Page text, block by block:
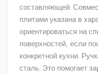
составляющей.
плитами указана в
ориентироваться на
поверхностей, если
конкретной кухни.
сталь. Это помогает